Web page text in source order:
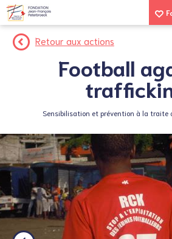
Retour aux actions
Football
Sensibilisation et prévention à la traite